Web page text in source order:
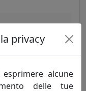
65,55 €
privacy
alcune
delle tue